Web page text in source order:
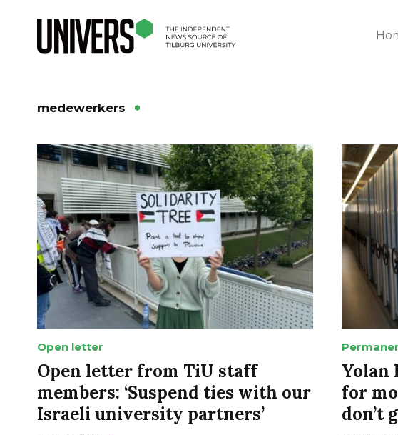
medewerkers
Open letter
Open letter from TiU staff
members: ‘Suspend ties with our
Israeli university partners’
Yolan
for
don’t